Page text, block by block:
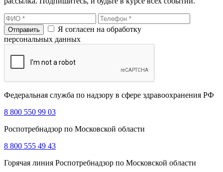
Я согласен на обработку
персональных данных
Федеральная служба по надзору в сфере здравоохранения РФ
8 800 550 99 03
Роспотребнадзор по Московской области
8 800 555 49 43
Горячая линия Роспотребнадзор по Московской области